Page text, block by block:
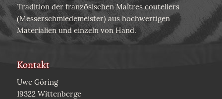
Tradition der französischen Maîtres couteliers
(Messerschmiedemeister) aus hochwertigen
Materialien und einzeln von Hand.
Kontakt
Uwe Göring
19322 Wittenberge